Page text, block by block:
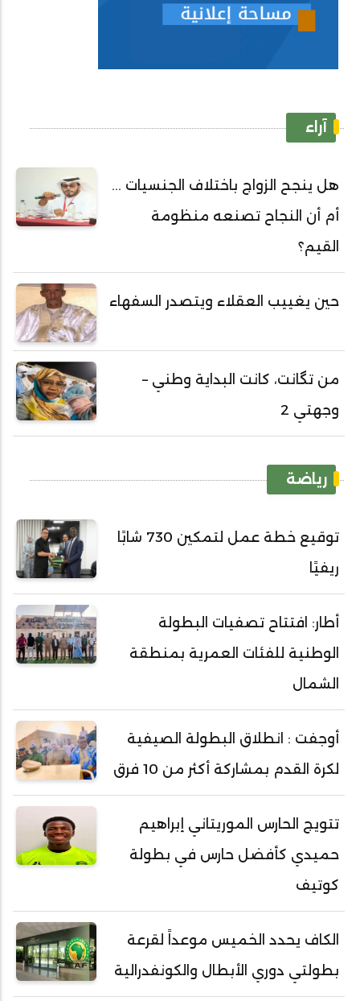
آراء
هل ينجح الزواج باختلاف الجنسيات ...
أم أن النجاح تصنعه منظومة
القيم؟
حين يغييب العقلاء ويتصدر السفهاء
من تگانت، كانت البداية وطني –
وجهتي 2
رياضة
توقيع خطة عمل لتمكين 730 شابًا
ريفيًا
أطار: افتتاح تصفيات البطولة
الوطنية للفئات العمرية بمنطقة
الشمال
أوجفت : انطلاق البطولة الصيفية
لكرة القدم بمشاركة أكثر من 10 فرق
تتويج الحارس الموريتاني إبراهيم
حميدي كأفضل حارس في بطولة
كوتيف
الكاف يحدد الخميس موعداً لقرعة
بطولتي دوري الأبطال والكونفدرالية